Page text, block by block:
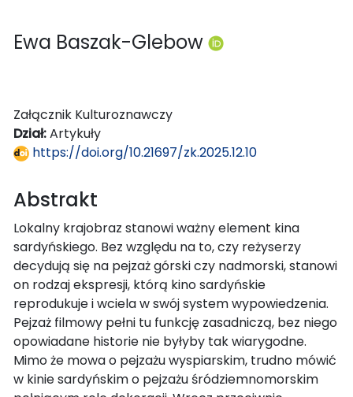
Ewa Baszak-Glebow
Załącznik Kulturoznawczy
Dział:Artykuły
https://doi.org/10.21697/zk.2025.12.10
Abstrakt
Lokalny krajobraz stanowi ważny element kina
sardyńskiego. Bez względu na to, czy reżyserzy
decydują się na pejzaż górski czy nadmorski, stanowi
on rodzaj ekspresji, którą kino sardyńskie
reprodukuje i wciela w swój system wypowiedzenia.
Pejzaż filmowy pełni tu funkcję zasadniczą, bez niego
opowiadane historie nie byłyby tak wiarygodne.
Mimo że mowa o pejzażu wyspiarskim, trudno mówić
w kinie sardyńskim o pejzażu śródziemnomorskim